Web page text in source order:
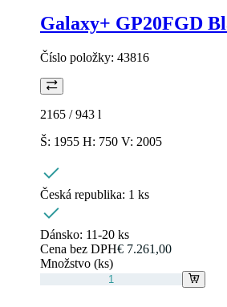
Galaxy+ GP20FGD
Číslo položky: 43816
2165 / 943 l
Š: 1955 H: 750 V: 2005
Česká republika: 1 ks
Dánsko: 11-20 ks
Cena bez DPH€ 7.261,00
Množstvo (ks)